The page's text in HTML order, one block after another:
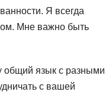
Я всегда
Мне важно быть
общий язык с разными
с вашей